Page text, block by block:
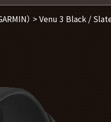
） >Venu 3 Black /